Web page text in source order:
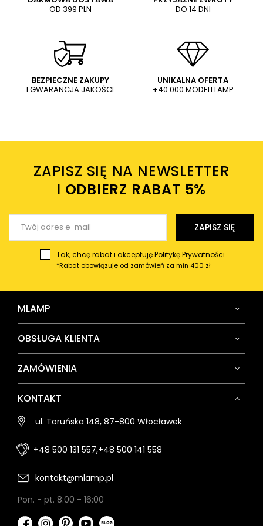
wpuszczana OPRAWA
prostokątna do zabudowy
biała
239,00 PLN
kwadratowa OPRAWA
podtynkowa do zabudowy
biała
149,00 PLN
Treść twojej opinii
Dodaj własne zdjęcie produktu:
Twoje imię
Twój email
OD 399 PLN
DO 14 DNI
BEZPIECZNE ZAKUPY
I GWARANCJA JAKOŚCI
UNIKALNA OFERTA
+40 000 MODELI LAMP
ZAPISZ SIĘ NA NEWSLETTER
I ODBIERZ RABAT 5%ㅤ
ZAPISZ SIĘ
Tak, chcę rabat i akceptujęPolitykę Prywatności.
*Rabat obowiązuje od zamówień za min 400 zł
MLAMP
OBSŁUGA KLIENTA
ZAMÓWIENIA
KONTAKT
ul. Toruńska 148, 87-800 Włocławek
+48 500 131 557,+48 500 141 558
kontakt@mlamp.pl
Pon. - pt. 8:00 - 16:00